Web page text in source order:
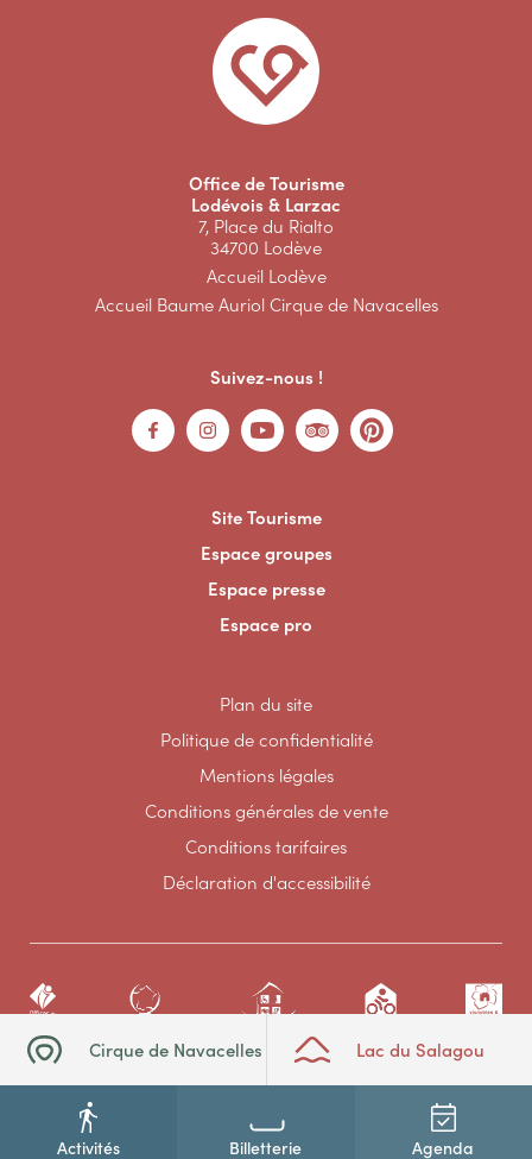
Cirque de Navacelles Lac du Salagou
Activités Billetterie Agenda
Office de Tourisme
Lodévois & Larzac
7, Place du Rialto
34700 Lodève
Accueil Lodève
Accueil Baume Auriol Cirque de Navacelles
Suivez-nous !
Site Tourisme
Espace groupes
Espace presse
Espace pro
Plan du site
Politique de confidentialité
Mentions légales
Conditions générales de vente
Conditions tarifaires
Déclaration d'accessibilité